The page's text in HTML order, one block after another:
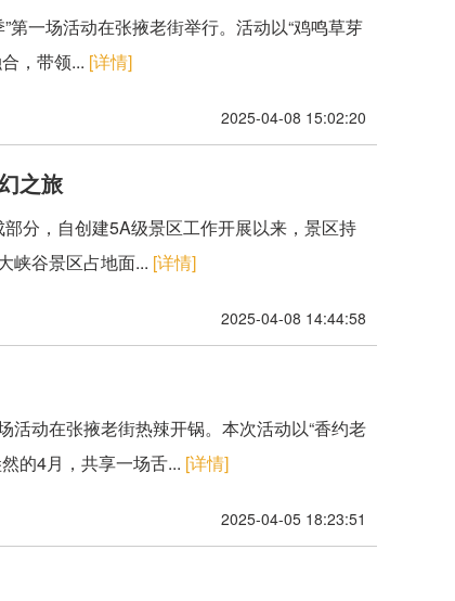
一场活动在张掖老街举行。活动以“鸡鸣草芽
，带领... [详情]
2025-04-08 15:02:20
之旅
分，自创建5A级景区工作开展以来，景区持
峡谷景区占地面... [详情]
2025-04-08 14:44:58
活动在张掖老街热辣开锅。本次活动以“香约老
的4月，共享一场舌... [详情]
2025-04-05 18:23:51